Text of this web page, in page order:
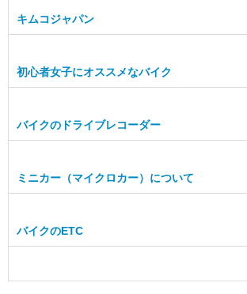
キムコジャパン
初心者女子にオススメなバイク
バイクのドライブレコーダー
ミニカー（マイクロカー）について
バイクのETC